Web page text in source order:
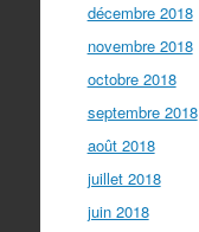
décembre 2018
novembre 2018
octobre 2018
septembre 2018
août 2018
juillet 2018
juin 2018